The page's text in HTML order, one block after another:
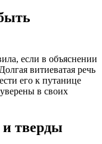
если в объяснении
витиеватая речь
его к путанице
в своих
и тверды